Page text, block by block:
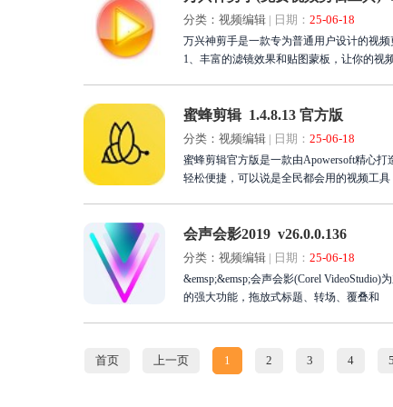
分类：视频编辑 | 日期： 25-06-18
万兴神剪手是一款专为普通用户设计的视
1、丰富的滤镜效果和贴图蒙板，让你的视
蜜蜂剪辑 1.4.8.13 官方版
分类：视频编辑 | 日期： 25-06-18
蜜蜂剪辑官方版是一款由Apowersoft精心
轻松便捷，可以说是全民都会用的视频工
会声会影2019 v26.0.0.136
分类：视频编辑 | 日期： 25-06-18
&emsp;&emsp;会声会影(Corel
的强大功能，拖放式标题、转场、覆叠和
首页 上一页 1 2 3 4 5